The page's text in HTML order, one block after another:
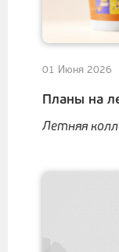
01 Июня 2026
Планы на
Летняя